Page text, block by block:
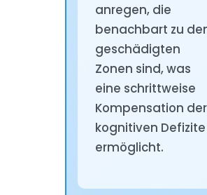
anregen, die
benachbart zu
geschädigten
Zonen sind, was
eine schrittweise
Kompensation der
kognitiven Defizite
ermöglicht.